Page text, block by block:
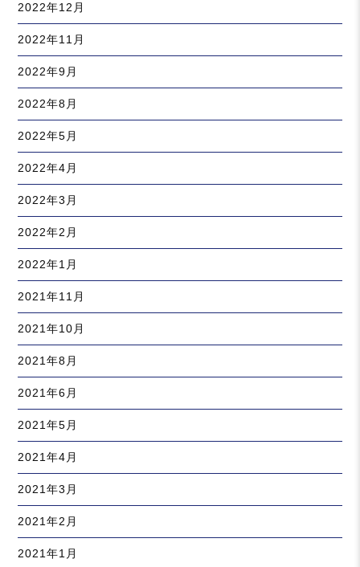
2022年12月
2022年11月
2022年9月
2022年8月
2022年5月
2022年4月
2022年3月
2022年2月
2022年1月
2021年11月
2021年10月
2021年8月
2021年6月
2021年5月
2021年4月
2021年3月
2021年2月
2021年1月